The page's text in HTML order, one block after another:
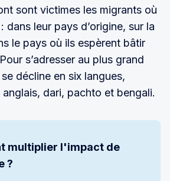
sont victimes les migrants où
dans leur pays d’origine, sur la
le pays où ils espèrent bâtir
s’adresser au plus grand
décline en six langues,
dari, pachto et bengali.
multiplier l'impact de
?